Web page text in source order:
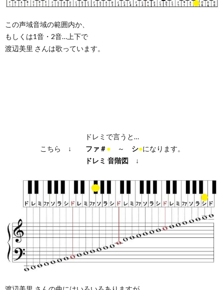
この声域音域の範囲内か、
もしくは1音・2音…上下で
渡辺美里 さんは歌っています。
ドレミで言うと…
こちら ↓ ファ＃●～ シ●になります。
ドレミ 音階図 ↓